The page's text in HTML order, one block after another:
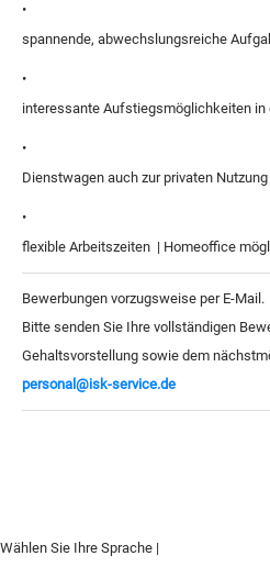
•
spannende, abwechslungsreiche
•
interessante Aufstiegsmöglichkeiten in
•
Dienstwagen auch zur privaten Nutzung
•
flexible Arbeitszeiten | Homeoffice
Bewerbungen vorzugsweise per E-Mail.
Bitte senden Sie Ihre vollständigen
Gehaltsvorstellung sowie dem
personal@isk-service.de
Wählen Sie Ihre Sprache |